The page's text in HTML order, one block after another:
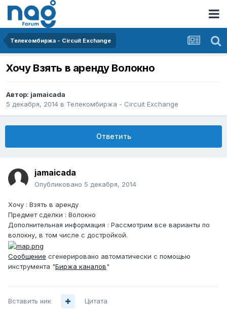
Телекомбиржа - Circuit Exchange
Хочу Взять в аренду Волокно
Автор: jamaicada
5 декабря, 2014 в Телекомбиржа - Circuit Exchange
Ответить
jamaicada
Опубликовано 5 декабря, 2014
Хочу : Взять в аренду
Предмет сделки : Волокно
Дополнительная информация : Рассмотрим все варианты по
волокну, в том числе с достройкой.
Сообщение сгенерировано автоматически с помощью
инструмента "Биржа каналов"
Вставить ник Цитата